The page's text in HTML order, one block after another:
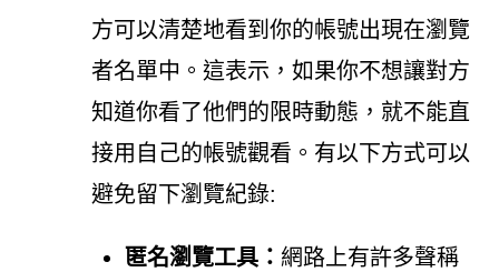
方可以清楚地看到你的帳號出現在瀏覽
者名單中。這表示，如果你不想讓對方
知道你看了他們的限時動態，就不能直
接用自己的帳號觀看。有以下方式可以
避免留下瀏覽紀錄:
匿名瀏覽工具： 網路上有許多聲稱